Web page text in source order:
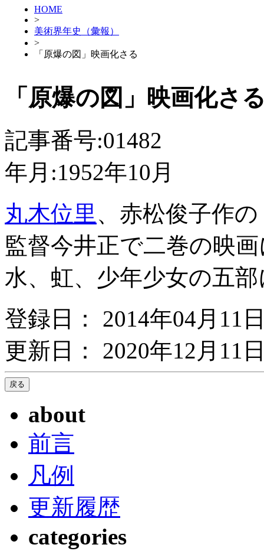
HOME
>
美術界年史（彙報）
>
「原爆の図」映画化さる
「原爆の図」映画化さ
記事番号:01482
年月:1952年10月
丸木位里 、赤松俊子作
監督今井正で二巻の映
水、虹、少年少女の五
登録日： 2014年04月11
更新日： 2020年12月11
about
前言
凡例
更新履歴
categories